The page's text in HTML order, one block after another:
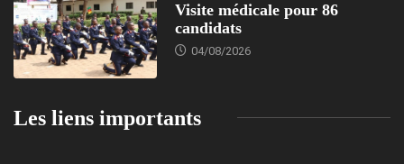
Visite médicale pour 86
candidats
04/08/2026
Les liens importants